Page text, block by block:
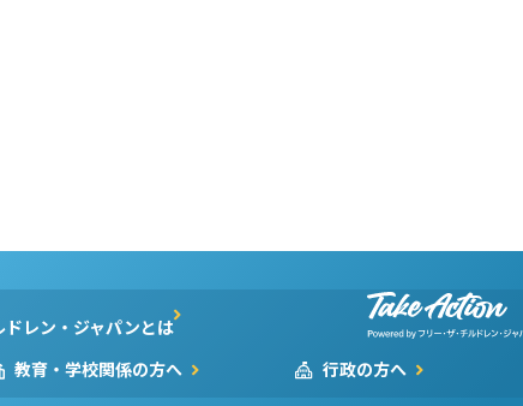
レン・ジャパンとは
教育・学校関係の方へ 行政の方へ